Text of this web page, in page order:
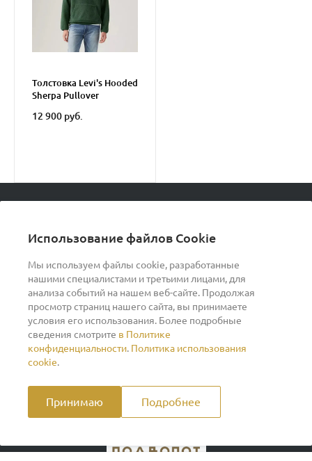
Использование файлов Cookie
Мы используем файлы cookie, разработанные
нашими специалистами и третьими лицами, для
анализа событий на нашем веб-сайте. Продолжая
просмотр страниц нашего сайта, вы принимаете
условия его использования. Более подробные
сведения смотрите в Политике
конфиденциальности. Политика использования
cookie.
Принимаю Подробнее
Толстовка Levi's Hooded
Sherpa Pullover
12 900 руб.
О компании
Помощь
Индивидуальный предприниматель Ильин Дмитрий
370260278346